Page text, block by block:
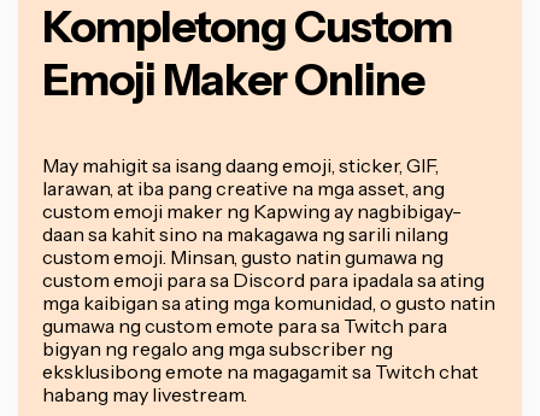
Kompletong Custom
Emoji Maker Online
May mahigit sa isang daang emoji, sticker, GIF,
larawan, at iba pang creative na mga asset, ang
custom emoji maker ng Kapwing ay nagbibigay-
daan sa kahit sino na makagawa ng sarili nilang
custom emoji. Minsan, gusto natin gumawa ng
custom emoji para sa Discord para ipadala sa ating
mga kaibigan sa ating mga komunidad, o gusto natin
gumawa ng custom emote para sa Twitch para
bigyan ng regalo ang mga subscriber ng
eksklusibong emote na magagamit sa Twitch chat
habang may livestream.